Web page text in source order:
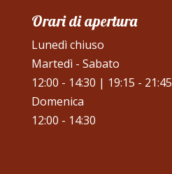
Orari di apertura
Lunedì chiuso
Martedì - Sabato
12:00 - 14:30 | 19:15 - 21:45
Domenica
12:00 - 14:30